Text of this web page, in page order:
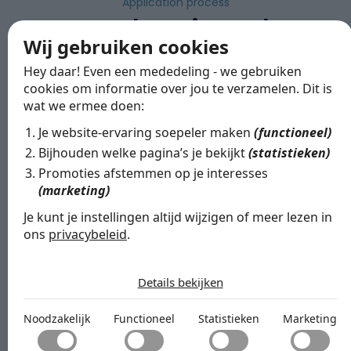
Wij gebruiken cookies
Hey daar! Even een mededeling - we gebruiken
cookies om informatie over jou te verzamelen. Dit is
wat we ermee doen:
Je website-ervaring soepeler maken(functioneel)
Bijhouden welke pagina’s je bekijkt(statistieken)
Promoties afstemmen op je interesses
(marketing)
Je kunt je instellingen altijd wijzigen of meer lezen in
ons privacybeleid.
Noodzakelijk
Noodzakelijke cookies helpen een website bruikbaar te
maken door basisfuncties zoals paginanavigatie en
Functioneel
Details bekijken
Noodzakelijk Functioneel Statistieken Marketing
How does it work?
Curious about how the application process works?
Below is the full process from first contact to
contract.
± within 3 days
Introductory meeting at Ontape.
First interview with HR manager
and supervisor